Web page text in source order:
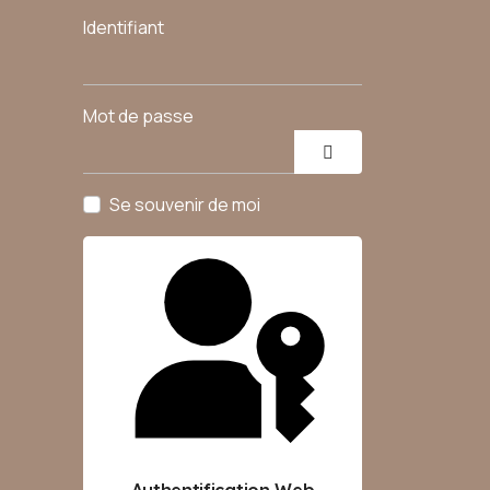
Identifiant
Mot de passe
Afficher le mot de
Se souvenir de moi